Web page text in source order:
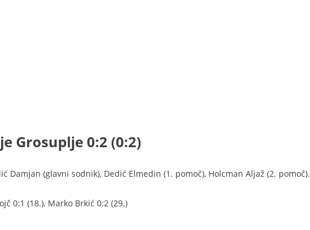
Grosuplje 0:2 (0:2)
Damjan (glavni sodnik), Dedić Elmedin (1. pomoč), Holcman Aljaž (2. pomoč).
0:1 (18.), Marko Brkić 0:2 (29.)